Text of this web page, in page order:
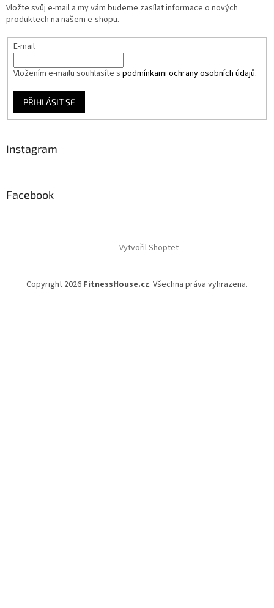
Vložte svůj e-mail a my vám budeme zasílat informace o nových
produktech na našem e-shopu.
E-mail
Vložením e-mailu souhlasíte s podmínkami ochrany osobních údajů.
PŘIHLÁSIT SE
Instagram
Facebook
Vytvořil Shoptet
Copyright 2026 FitnessHouse.cz. Všechna práva vyhrazena.